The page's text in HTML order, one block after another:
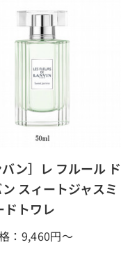
バン］レ フルール ド
スィートジャスミ
ドトワレ
：9,460円～